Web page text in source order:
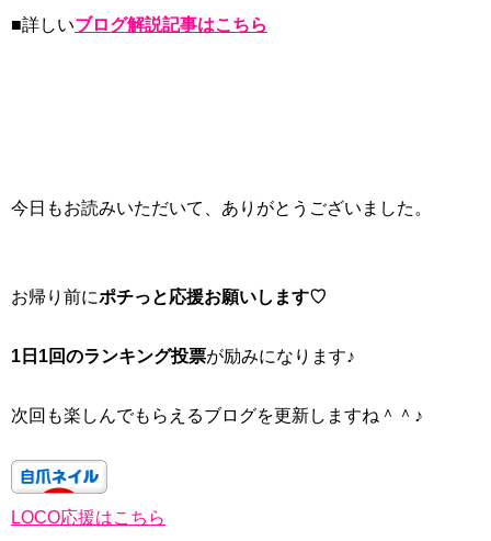
■詳しいブログ解説記事はこちら
今日もお読みいただいて、ありがとうございました。
お帰り前にポチっと応援お願いします♡
1日1回のランキング投票が励みになります♪
次回も楽しんでもらえるブログを更新しますね＾＾♪
LOCO応援はこちら